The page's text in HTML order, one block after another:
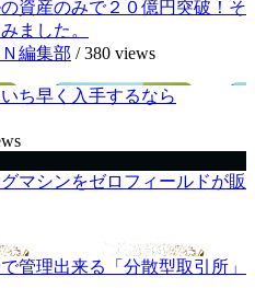
資産のみで２０億円突破！そ
ました。
編集部 /380 views
ち早く入手するなら
マシンをゼロフィールドが販
管理出来る「分散型取引所」